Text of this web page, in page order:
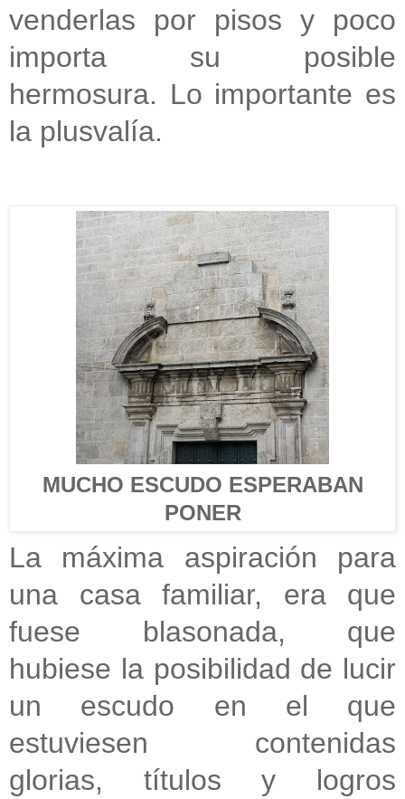
venderlas por pisos y poco
importa su posible
hermosura. Lo importante es
la plusvalía.
MUCHO ESCUDO ESPERABAN
PONER
La máxima aspiración para
una casa familiar, era que
fuese blasonada, que
hubiese la posibilidad de lucir
un escudo en el que
estuviesen contenidas
glorias, títulos y logros